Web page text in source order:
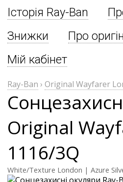
Історія Ray-Ban
Знижки
Про
Мій кабінет
Ray-Ban › Original Wayfarer
Original
1116/3Q
White/Texture London | Azure